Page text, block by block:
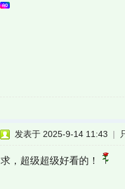
发表于 2025-9-14 11:43 |
求，超级超级好看的！